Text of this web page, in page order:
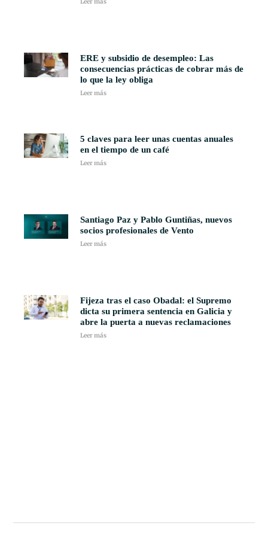
ERE y subsidio de desempleo: Las
consecuencias prácticas de cobrar más de
lo que la ley obliga
Leer más
5 claves para leer unas cuentas anuales
en el tiempo de un café
Leer más
Santiago Paz y Pablo Guntiñas, nuevos
socios profesionales de Vento
Leer más
Fijeza tras el caso Obadal: el Supremo
dicta su primera sentencia en Galicia y
abre la puerta a nuevas reclamaciones
Leer más